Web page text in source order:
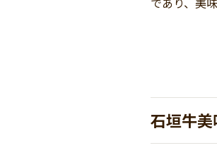
石垣牛